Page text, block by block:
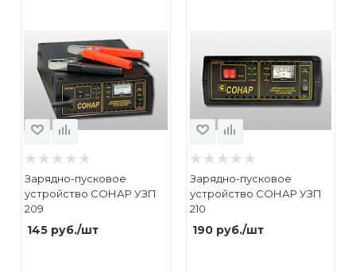
Зарядно-пусковое
устройство СОНАР УЗП
209
145 руб./шт
Зарядно-пусковое
устройство СОНАР УЗП
210
190руб./шт